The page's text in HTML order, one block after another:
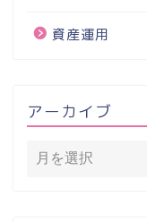
資産運用
アーカイブ